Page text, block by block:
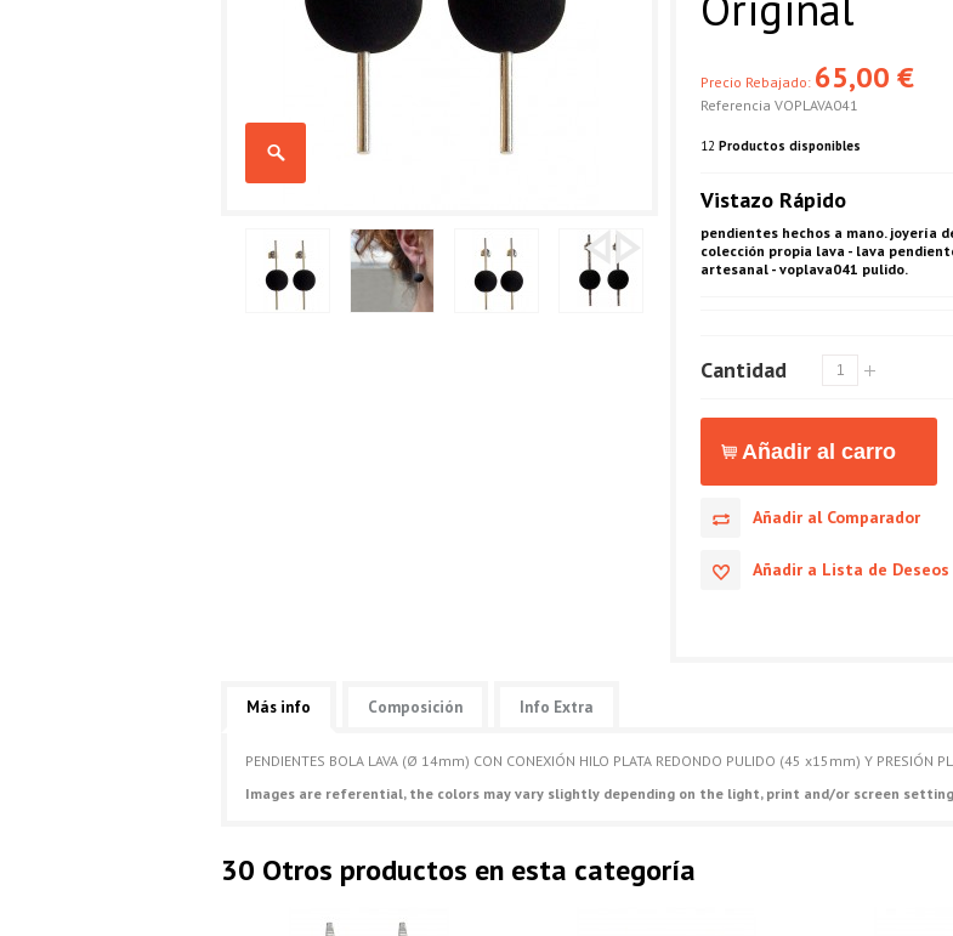
Precio Rebajado: 65,00 €
Referencia VOPLAVA041
12 Productos disponibles
Vistazo Rápido
pendientes hechos a mano. joyería
colección propia lava - lava
artesanal - voplava041 pulido.
Cantidad
Añadir al Comparador
Añadir a Lista de Deseos
Más info Composición Info Extra
PENDIENTES BOLA LAVA (Ø 14mm) CON CONEXIÓN HILO PLATA REDONDO PULIDO (45 x15mm) Y PRESIÓN
Images are referential, the colors may vary slightly depending on the light, print and/or screen
30 Otros productos en esta categoría